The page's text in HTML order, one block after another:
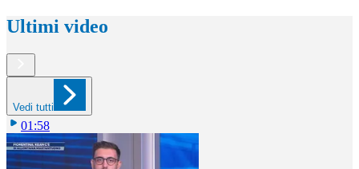
Ultimi video
Vedi tutti
01:58